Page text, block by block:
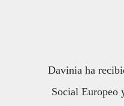
Davinia ha
Social Europeo